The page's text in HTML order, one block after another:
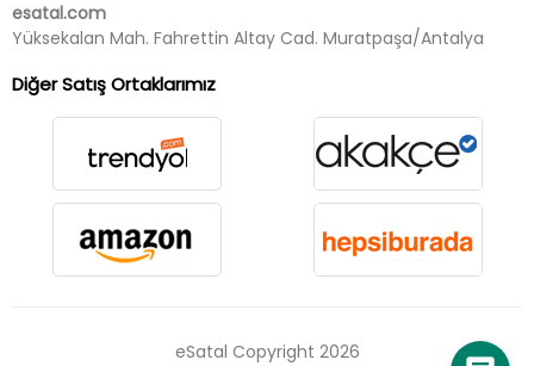
esatal.com
Yüksekalan Mah. Fahrettin Altay Cad. Muratpaşa/Antalya
Diğer Satış Ortaklarımız
eSatal Copyright 2026